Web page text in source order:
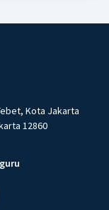
Kota Jakarta
12860